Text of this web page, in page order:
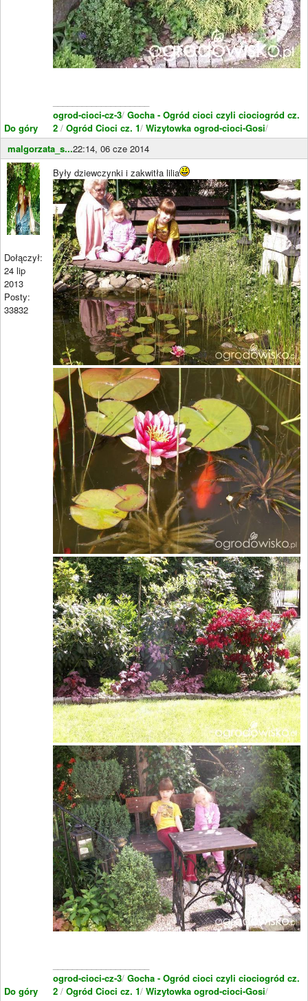
Do góry
ogrod-cioci-cz-3/ Gocha - Ogród cioci czyli ciociogród cz.
2 / Ogród Cioci cz. 1/ Wizytowka ogrod-cioci-Gosi/
malgorzata_s...22:14, 06 cze 2014
Dołączył:
24 lip
2013
Posty:
33832
Do góry
Były dziewczynki i zakwitła lilia
ogrod-cioci-cz-3/ Gocha - Ogród cioci czyli ciociogród cz.
2 / Ogród Cioci cz. 1/ Wizytowka ogrod-cioci-Gosi/